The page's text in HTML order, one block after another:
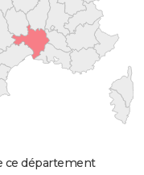
ce département